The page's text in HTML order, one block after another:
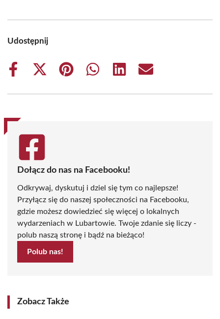
Udostępnij
Share
Share
(Twitter)
Share
Share
Share
Share
Dołącz do nas na Facebooku!
Odkrywaj, dyskutuj i dziel się tym co najlepsze!
Przyłącz się do naszej społeczności na Facebooku,
gdzie możesz dowiedzieć się więcej o lokalnych
wydarzeniach w Lubartowie. Twoje zdanie się liczy -
polub naszą stronę i bądź na bieżąco!
Polub nas!
Zobacz Także